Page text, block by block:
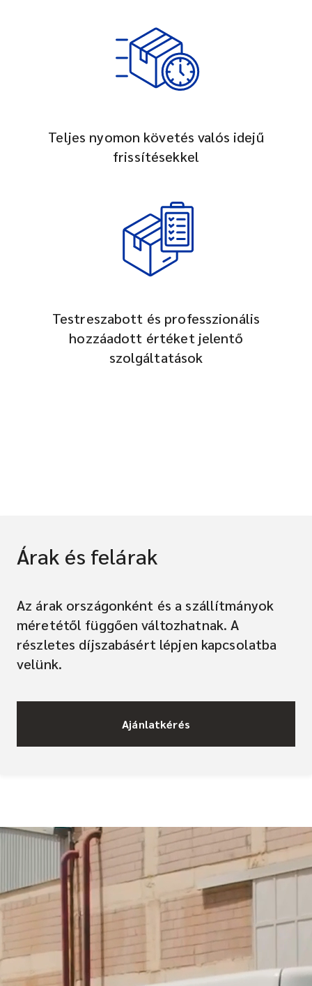
Teljes nyomon követés valós idejű
frissítésekkel
Testreszabott és professzionális
hozzáadott értéket jelentő
szolgáltatások
Árak és felárak
Az árak országonként és a szállítmányok
méretétől függően változhatnak. A
részletes díjszabásért lépjen kapcsolatba
velünk.
Ajánlatkérés